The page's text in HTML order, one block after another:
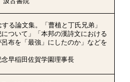
る論文集。「曹植と丁氏兄弟」
について」「本邦の漢詩文における
布を「最強」にしたのか」などを
早稲田佐賀学園理事長